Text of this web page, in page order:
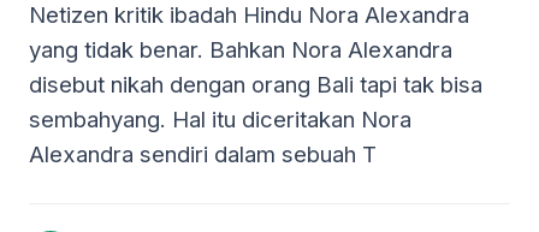
Netizen kritik ibadah Hindu Nora Alexandra
yang tidak benar. Bahkan Nora Alexandra
disebut nikah dengan orang Bali tapi tak bisa
sembahyang. Hal itu diceritakan Nora
Alexandra sendiri dalam sebuah T